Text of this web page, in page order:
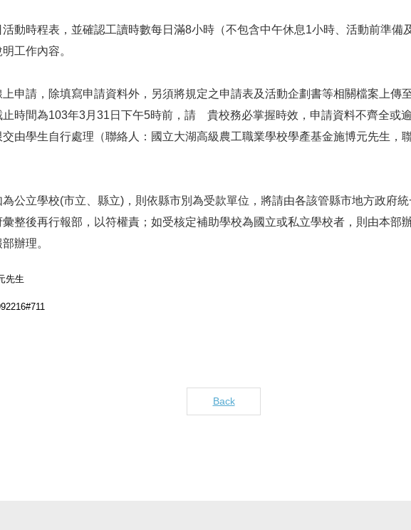
動時程表，並確認工讀時數每日滿8小時（不包含中午休息1小時、活動前準備
工作內容。
申請，除填寫申請資料外，另須將規定之申請表及活動企劃書等相關檔案上傳
時間為103年3月 31 日下午5時前，請 貴校務必掌握時效，申請資料不齊全或
由學生自行處理（聯絡人：國立大湖高級農工職業學校學產基金施博元先生，
公立學校(市立、縣立) ，則依縣市別為受款單位，將請由各該管縣市地方政府
整後再行報部，以符權責；如受核定補助學校為國立或私立學校者，則由本部
辦理。
先生
Back